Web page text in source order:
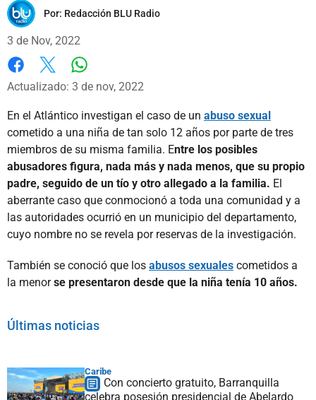
Por: Redacción BLU Radio
3 de Nov, 2022
Facebook
X
Actualizado: 3 de nov, 2022
En el Atlántico investigan el caso de un abuso sexual
cometido a una niña de tan solo 12 años por parte de tres
miembros de su misma familia. Entre los posibles
abusadores figura, nada más y nada menos, que su propio
padre, seguido de un tío y otro allegado a la familia. El
aberrante caso que conmocionó a toda una comunidad y a
las autoridades ocurrió en un municipio del departamento,
cuyo nombre no se revela por reservas de la investigación.
También se conoció que los abusos sexuales cometidos a
la menorse presentaron desde que la niña tenía 10 años.
Últimas noticias
Caribe
Con concierto gratuito, Barranquilla
celebra posesión presidencial de Abelardo